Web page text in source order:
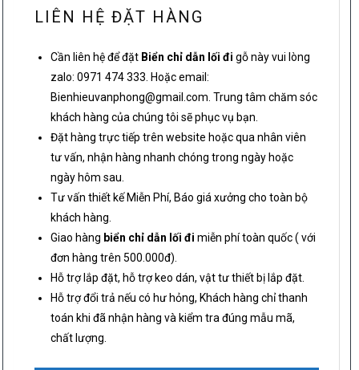
LIÊN HỆ ĐẶT HÀNG
Cần liên hệ để đặt Biển chỉ dẫn lối đi gỗ này vui lòng
zalo: 0971 474 333. Hoặc email:
Bienhieuvanphong@gmail.com. Trung tâm chăm sóc
khách hàng của chúng tôi sẽ phục vụ bạn.
Đặt hàng trực tiếp trên website hoặc qua nhân viên
tư vấn, nhận hàng nhanh chóng trong ngày hoặc
ngày hôm sau.
Tư vấn thiết kế Miễn Phí, Báo giá xưởng cho toàn bộ
khách hàng.
Giao hàng biển chỉ dẫn lối đi miễn phí toàn quốc ( với
đơn hàng trên 500.000đ).
Hỗ trợ lắp đặt, hỗ trợ keo dán, vật tư thiết bị lắp đặt.
Hỗ trợ đổi trả nếu có hư hỏng, Khách hàng chỉ thanh
toán khi đã nhận hàng và kiểm tra đúng mẫu mã,
chất lượng.